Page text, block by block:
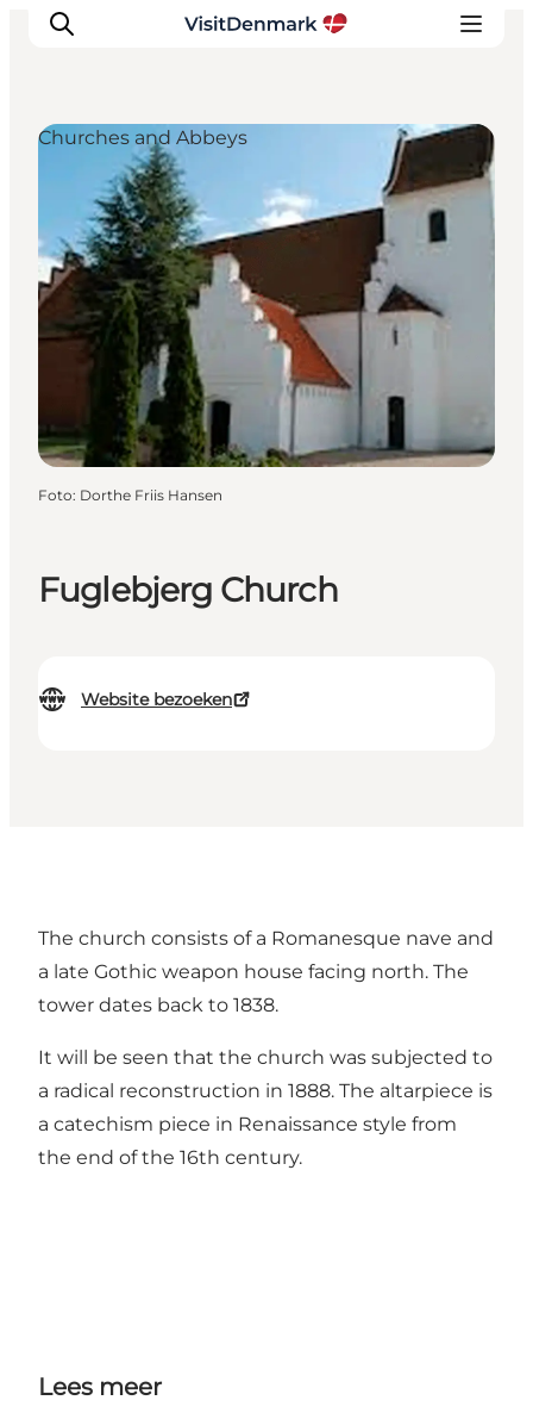
Inspiratie
Bestemmingen
Wat te doen
Accommodaties
Plan je reis
Fuglebjerg Church
Website bezoeken
Churches and Abbeys
Foto: Dorthe Friis Hansen
The church consists of a Romanesque nave and
a late Gothic weapon house facing north. The
tower dates back to 1838.
It will be seen that the church was subjected to
a radical reconstruction in 1888. The altarpiece is
a catechism piece in Renaissance style from
the end of the 16th century.
Lees meer